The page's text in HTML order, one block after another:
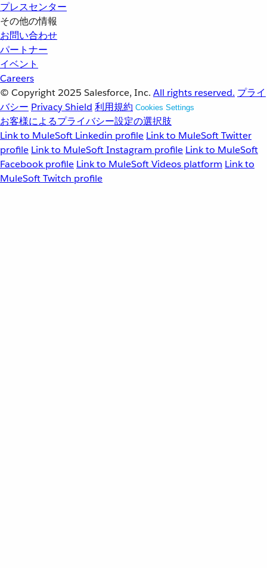
プレスセンター
その他の情報
お問い合わせ
パートナー
イベント
Careers
© Copyright 2025 Salesforce, Inc. All rights reserved. プライ
バシー Privacy Shield 利用規約 Cookies Settings
お客様によるプライバシー設定の選択肢
Link to MuleSoft Linkedin profile Link to MuleSoft Twitter
profile Link to MuleSoft Instagram profile Link to MuleSoft
Facebook profile Link to MuleSoft Videos platform Link to
MuleSoft Twitch profile